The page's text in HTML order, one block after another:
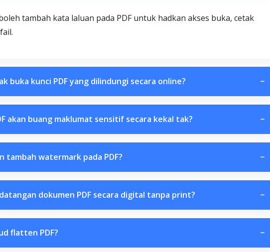
tambah kata laluan pada PDF untuk hadkan akses buka, cetak
buka kunci PDF yang dilindungi secara online? −
akan buang maklumat sensitif secara kekal tak? −
tambah watermark pada PDF? −
dokumen PDF secara digital tanpa print? −
flatten PDF? −